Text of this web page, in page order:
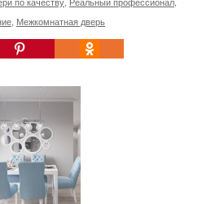
Межкомнатная дверь